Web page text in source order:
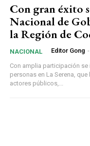
Con gran éxito
Nacional de
la Región de
NACIONAL Editor Gong -
Con amplia participación
personas en La Serena,
actores públicos,...